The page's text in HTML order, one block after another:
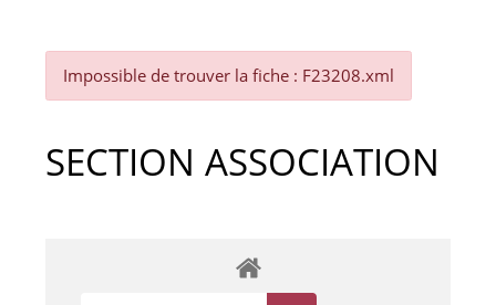
Impossible de trouver la fiche : F23208.xml
SECTION ASSOCIATION